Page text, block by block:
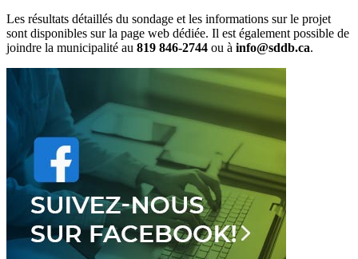
Les résultats détaillés du sondage et les informations sur le projet
sont disponibles sur la page web dédiée. Il est également possible de
joindre la municipalité au 819 846‑2744 ou à info@sddb.ca.